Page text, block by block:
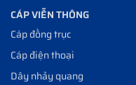
CÁP VIỄN THÔNG
Cáp đồng trục
Cáp điện thoại
Dây nhảy quang